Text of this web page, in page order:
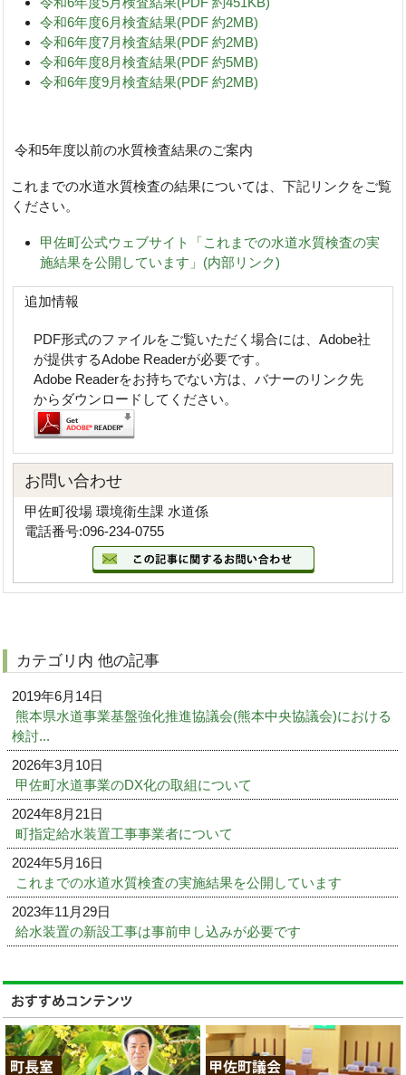
令和6年度6月検査結果(PDF 約2MB)
令和6年度7月検査結果(PDF 約2MB)
令和6年度8月検査結果(PDF 約5MB)
令和6年度9月検査結果(PDF 約2MB)
令和5年度以前の水質検査結果のご案内
これまでの水道水質検査の結果については、下記リンクをご覧
ください。
甲佐町公式ウェブサイト「これまでの水道水質検査の実
施結果を公開しています」(内部リンク)
追加情報
PDF形式のファイルをご覧いただく場合には、Adobe社
が提供するAdobe Readerが必要です。
Adobe Readerをお持ちでない方は、バナーのリンク先
からダウンロードしてください。
お問い合わせ
甲佐町役場 環境衛生課 水道係
電話番号:096-234-0755
カテゴリ内 他の記事
2019年6月14日
熊本県水道事業基盤強化推進協議会(熊本中央協議会)における
検討...
2026年3月10日
甲佐町水道事業のDX化の取組について
2024年8月21日
町指定給水装置工事事業者について
2024年5月16日
これまでの水道水質検査の実施結果を公開しています
2023年11月29日
給水装置の新設工事は事前申し込みが必要です